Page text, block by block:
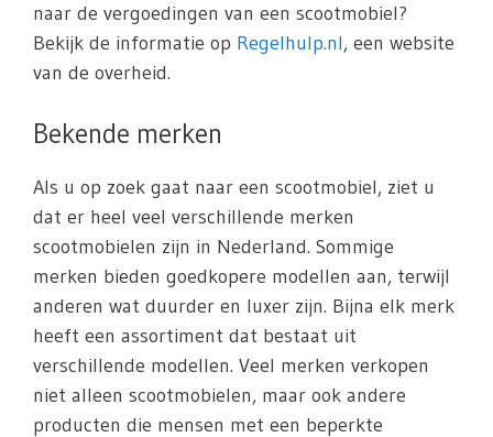
naar de vergoedingen van een scootmobiel?
Bekijk de informatie op Regelhulp.nl, een website
van de overheid.
Bekende merken
Als u op zoek gaat naar een scootmobiel, ziet u
dat er heel veel verschillende merken
scootmobielen zijn in Nederland. Sommige
merken bieden goedkopere modellen aan, terwijl
anderen wat duurder en luxer zijn. Bijna elk merk
heeft een assortiment dat bestaat uit
verschillende modellen. Veel merken verkopen
niet alleen scootmobielen, maar ook andere
producten die mensen met een beperkte